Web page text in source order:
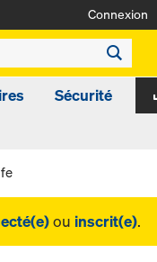
Connexion
Sécurité
ou inscrit(e).